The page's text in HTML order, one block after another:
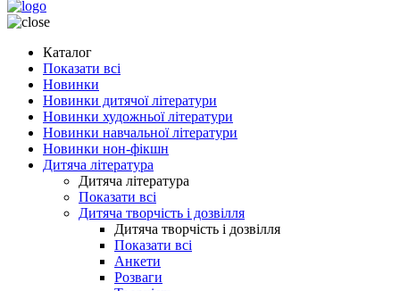
Каталог
Показати всі
Новинки
Новинки дитячої літератури
Новинки художньої літератури
Новинки навчальної літератури
Новинки нон-фікшн
Дитяча література
Дитяча література
Показати всі
Дитяча творчість і дозвілля
Дитяча творчість і дозвілля
Показати всі
Анкети
Розваги